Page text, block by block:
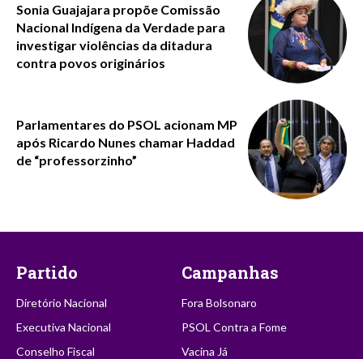
Sonia Guajajara propõe Comissão
Nacional Indígena da Verdade para
investigar violências da ditadura
contra povos originários
Parlamentares do PSOL acionam MP
após Ricardo Nunes chamar Haddad
de “professorzinho”
Partido
Diretório Nacional
Executiva Nacional
Conselho Fiscal
Campanhas
Fora Bolsonaro
PSOL Contra a Fome
Vacina Já